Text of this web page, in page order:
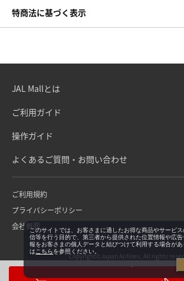
特商法に基づく表示
JAL Mallとは
ご利用ガイド
操作ガイド
よくあるご質問・お問い合わせ
ご利用規約
プライバシーポリシー
会社概要
Copyright©Japan Airlines. All rights
このサイトでは、お客さまに適したお得な商品やサービ
信等を行う目的で、第三者から提供された位置情報や広
報をお客さまの個人データと結びつけて利用する場合があ
は こちらを参照ください。